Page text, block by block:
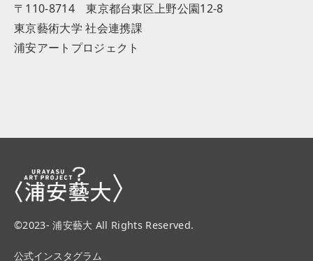
〒110-8714 東京都台東区上野公園12-8
東京藝術大学 社会連携課
浦安アートプロジェクト
©2023- 浦安藝大 All Rights Reserved.
公式インスタグラム